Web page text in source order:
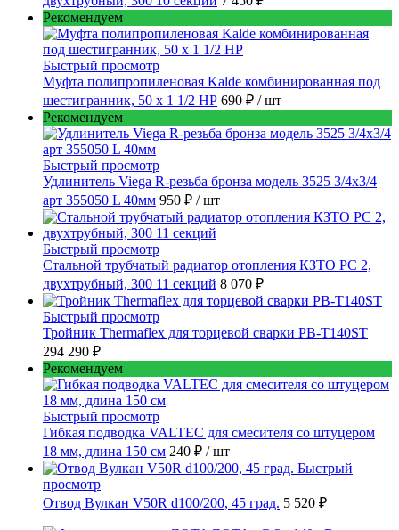
Рекомендуем
Быстрый просмотр
Муфта полипропиленовая Kalde комбинированная под
шестигранник, 50 x 1 1/2 НР 690 ₽ / шт
Рекомендуем
Быстрый просмотр
Удлинитель Viega R-резьба бронза модель 3525 3/4x3/4
арт 355050 L 40мм 950 ₽ / шт
Быстрый просмотр
Стальной трубчатый радиатор отопления КЗТО РС 2,
двухтрубный, 300 11 секций 8 070 ₽
Быстрый просмотр
Тройник Thermaflex для торцевой сварки PB-T140ST
294 290 ₽
Рекомендуем
Быстрый просмотр
Гибкая подводка VALTEC для смесителя со штуцером
18 мм, длина 150 см 240 ₽ / шт
Быстрый
просмотр
Отвод Вулкан V50R d100/200, 45 град. 5 520 ₽